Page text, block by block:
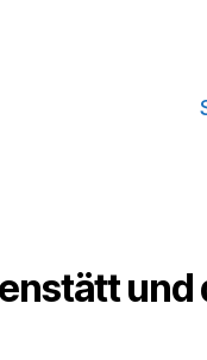
und